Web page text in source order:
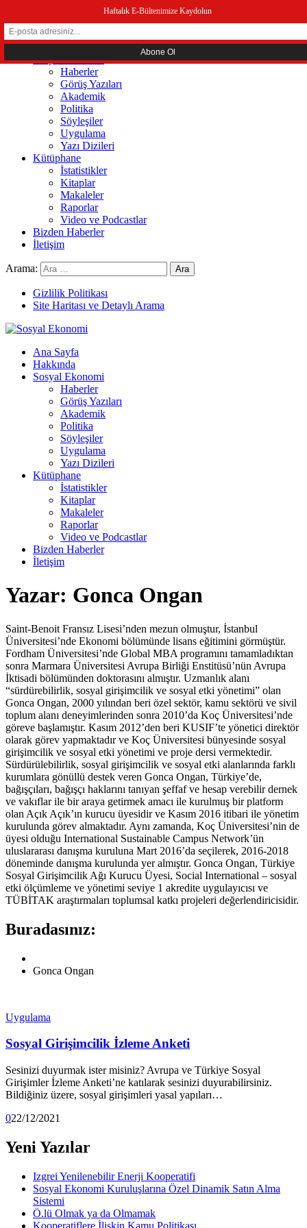
Ana Sayfa
Hakkında
Sosyal Ekonomi
Haberler
Görüş Yazıları
Akademik
Politika
Söyleşiler
Uygulama
Yazı Dizileri
Kütüphane
İstatistikler
Kitaplar
Makaleler
Raporlar
Video ve Podcastlar
Bizden Haberler
İletişim
Arama:
Gizlilik Politikası
Site Haritası ve Detaylı Arama
Ana Sayfa
Hakkında
Sosyal Ekonomi
Haberler
Görüş Yazıları
Akademik
Politika
Söyleşiler
Uygulama
Yazı Dizileri
Kütüphane
İstatistikler
Kitaplar
Makaleler
Raporlar
Video ve Podcastlar
Bizden Haberler
İletişim
Yazar: Gonca Ongan
Saint-Benoit Fransız Lisesi’nden mezun olmuştur, İstanbul
Üniversitesi’nde Ekonomi bölümünde lisans eğitimini görmüştür.
Fordham Üniversitesi’nde Global MBA programını tamamladıktan
sonra Marmara Üniversitesi Avrupa Birliği Enstitüsü’nün Avrupa
İktisadi bölümünden doktorasını almıştır. Uzmanlık alanı
“sürdürebilirlik, sosyal girişimcilik ve sosyal etki yönetimi” olan
Gonca Ongan, 2000 yılından beri özel sektör, kamu sektörü ve sivil
toplum alanı deneyimlerinden sonra 2010’da Koç Üniversitesi’nde
göreve başlamıştır. Kasım 2012’den beri KUSIF’te yönetici direktör
olarak görev yapmaktadır ve Koç Üniversitesi bünyesinde sosyal
girişimcilik ve sosyal etki yönetimi ve proje dersi vermektedir.
Sürdürülebilirlik, sosyal girişimcilik ve sosyal etki alanlarında farklı
kurumlara gönüllü destek veren Gonca Ongan, Türkiye’de,
bağışçıları, bağışçı haklarını tanıyan şeffaf ve hesap verebilir dernek
ve vakıflar ile bir araya getirmek amacı ile kurulmuş bir platform
olan Açık Açık’ın kurucu üyesidir ve Kasım 2016 itibari ile yönetim
kurulunda görev almaktadır. Aynı zamanda, Koç Üniversitesi’nin de
üyesi olduğu International Sustainable Campus Network’ün
uluslararası danışma kuruluna Mart 2016’da seçilerek, 2016-2018
döneminde danışma kurulunda yer almıştır. Gonca Ongan, Türkiye
Sosyal Girişimcilik Ağı Kurucu Üyesi, Social International – sosyal
etki ölçümleme ve yönetimi seviye 1 akredite uygulayıcısı ve
TÜBİTAK araştırmaları toplumsal katkı projeleri değerlendiricisidir.
Buradasınız:
Gonca Ongan
Uygulama
Sosyal Girişimcilik İzleme Anketi
Sesinizi duyurmak ister misiniz? Avrupa ve Türkiye Sosyal
Girişimler İzleme Anketi’ne katılarak sesinizi duyurabilirsiniz.
Bildiğiniz üzere, sosyal girişimleri yasal yapıları…
022/12/2021
Yeni Yazılar
Izgrei Yenilenebilir Enerji Kooperatifi
Sosyal Ekonomi Kuruluşlarına Özel Dinamik Satın Alma
Sistemi
Ö.lü Olmak ya da Olmamak
Kooperatiflere İlişkin Kamu Politikası
Haftalık E-Bültenimize Kaydolun